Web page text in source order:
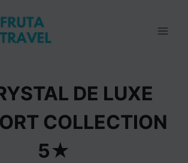
DE LUXE
COLLECTION
5★